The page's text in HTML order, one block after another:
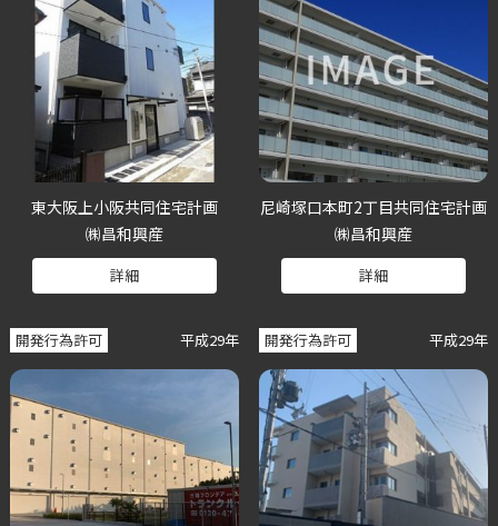
東大阪上小阪共同住宅計画
㈱昌和興産
詳細
尼崎塚口本町2丁目共同住宅計画
㈱昌和興産
詳細
開発行為許可 平成29年 開発行為許可 平成29年